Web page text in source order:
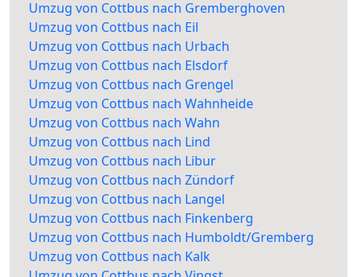
Umzug von Cottbus nach Gremberghoven
Umzug von Cottbus nach Eil
Umzug von Cottbus nach Urbach
Umzug von Cottbus nach Elsdorf
Umzug von Cottbus nach Grengel
Umzug von Cottbus nach Wahnheide
Umzug von Cottbus nach Wahn
Umzug von Cottbus nach Lind
Umzug von Cottbus nach Libur
Umzug von Cottbus nach Zündorf
Umzug von Cottbus nach Langel
Umzug von Cottbus nach Finkenberg
Umzug von Cottbus nach Humboldt/Gremberg
Umzug von Cottbus nach Kalk